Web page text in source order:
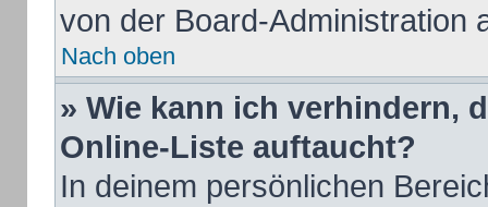
von der Board-Administration
Nach oben
» Wie kann ich verhindern,
Online-Liste auftaucht?
In deinem persönlichen